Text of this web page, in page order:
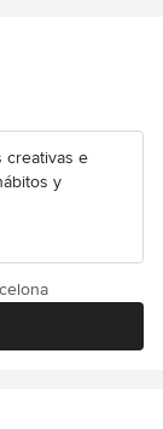
creativas e
y